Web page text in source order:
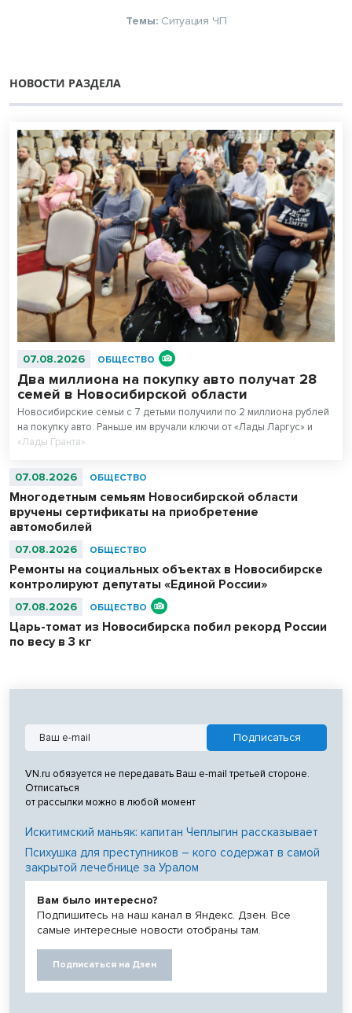
Темы: Ситуация ЧП
НОВОСТИ РАЗДЕЛА
07.08.2026 ОБЩЕСТВО
Два миллиона на покупку авто получат 28
семей в Новосибирской области
Новосибирские семьи с 7 детьми получили по 2 миллиона рублей
на покупку авто. Раньше им вручали ключи от «Лады Ларгус» и
«Лады Гранта».
07.08.2026 ОБЩЕСТВО
Многодетным семьям Новосибирской области
вручены сертификаты на приобретение
автомобилей
07.08.2026 ОБЩЕСТВО
Ремонты на социальных объектах в Новосибирске
контролируют депутаты «Единой России»
07.08.2026 ОБЩЕСТВО
Царь-томат из Новосибирска побил рекорд России
по весу в 3 кг
VN.ru обязуется не передавать Ваш e-mail третьей стороне.
Отписаться
от рассылки можно в любой момент
Искитимский маньяк: капитан Чеплыгин рассказывает
Психушка для преступников – кого содержат в самой
закрытой лечебнице за Уралом
Вам было интересно?
Подпишитесь на наш канал в Яндекс. Дзен. Все
самые интересные новости отобраны там.
Подписаться на Дзен